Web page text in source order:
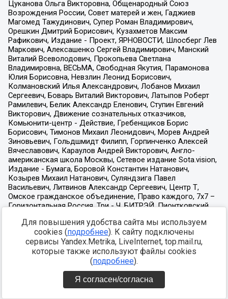
Для повышения удобства сайта мы используем
cookies (подробнее). К сайту подключены
сервисы Yandex.Metrika, LiveInternet, top.mail.ru,
которые также используют файлы cookies
(подробнее).
Я согласен/согласна